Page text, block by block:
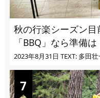
秋の行楽シーズン
「BBQ」なら準備
2023年8月31日 TEXT: 多田